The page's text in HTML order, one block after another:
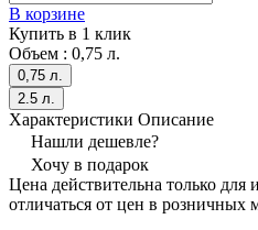
В корзине
Купить в 1 клик
Объем : 0,75 л.
0,75 л.
2.5 л.
Характеристики Описание
Нашли дешевле?
Хочу в подарок
Цена действительна только для
отличаться от цен в розничных